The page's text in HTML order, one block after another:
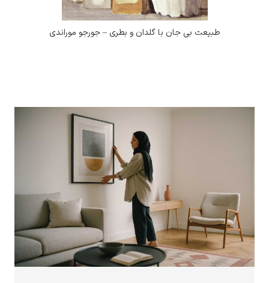
بی جان با گلدان و بطری – جورجو موراندی